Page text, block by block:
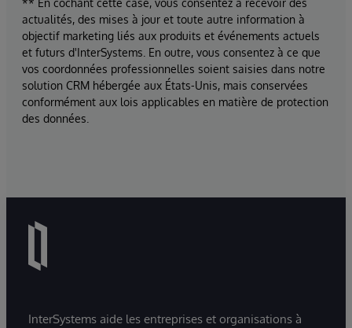
** En cochant cette case, vous consentez à recevoir des
actualités, des mises à jour et toute autre information à
objectif marketing liés aux produits et événements actuels
et futurs d'InterSystems. En outre, vous consentez à ce que
vos coordonnées professionnelles soient saisies dans notre
solution CRM hébergée aux États-Unis, mais conservées
conformément aux lois applicables en matière de protection
des données.
InterSystems aide les entreprises et organisations à